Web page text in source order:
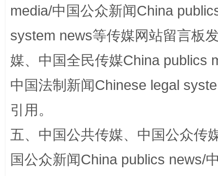
国家大学科技园优化重塑工作
media/中国公众新闻China
system news等传媒网站留言板
媒、中国全民传媒China publics
中国法制新闻Chinese legal
引用。
五、中国公共传媒、中国公众传
国公众新闻China publics news/